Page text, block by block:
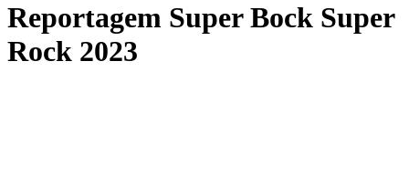
Reportagem Super Bock Super
Rock 2023